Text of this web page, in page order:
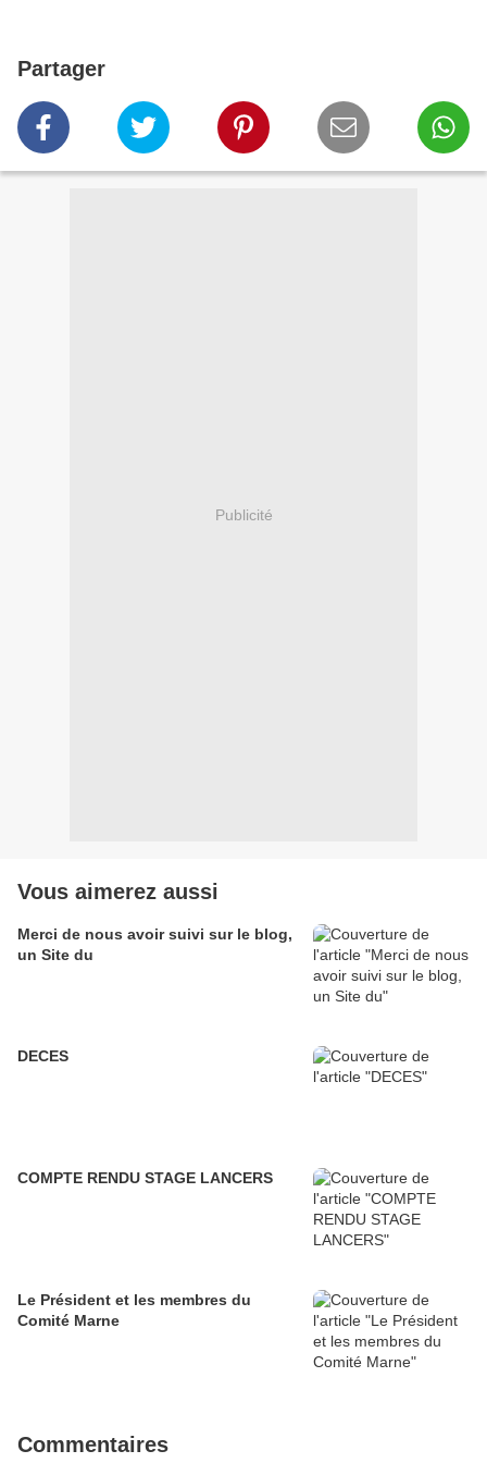
Partager
Publicité
Vous aimerez aussi
Merci de nous avoir suivi sur le blog,
un Site du
DECES
COMPTE RENDU STAGE LANCERS
Le Président et les membres du
Comité Marne
Commentaires